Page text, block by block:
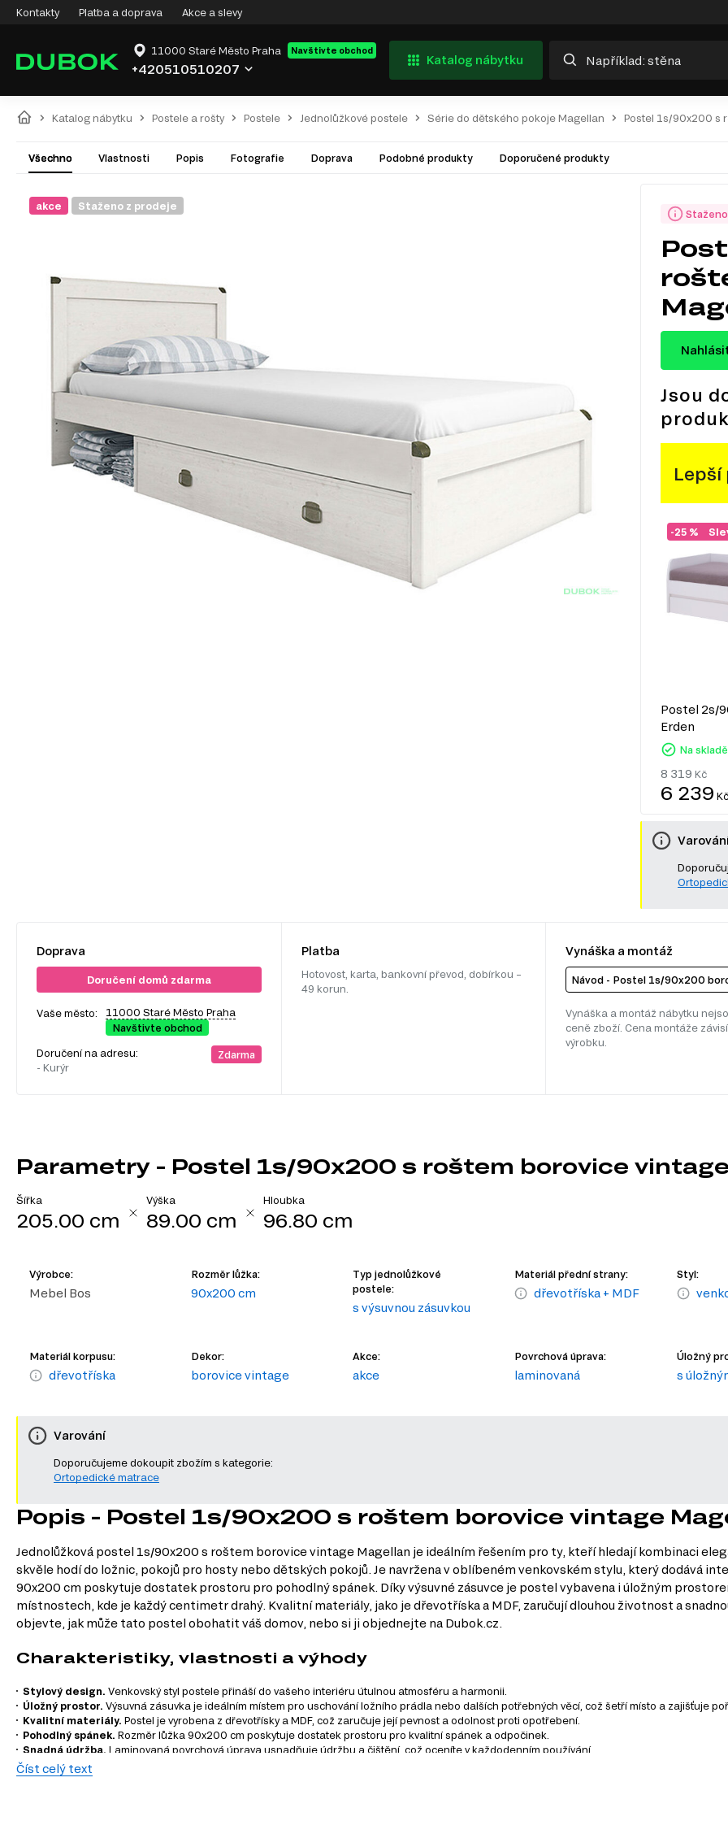
Kontakty Platba a doprava Akce a slevy
11000 Staré Město Praha Navštivte obchod
+420510510207
Katalog nábytku
Katalog nábytku Postele a rošty Postele Jednolůžkové postele Série do dětského pokoje Magellan Postel 1s/90x200 s
Všechno Vlastnosti Popis Fotografie Doprava Podobné produkty Doporučené produkty
akce Staženo z prodeje
Jsou
Lepší
-25 %
Postel 2s/
Erden
Na skladě
8 319 Kč
6 239 Kč
Doprava
Doručení domů zdarma
Vaše město:
11000 Staré Město Praha
Navštivte obchod
Doručení na adresu:
- Kurýr
Zdarma
Platba
Hotovost, karta, bankovní převod, dobírkou –
49 korun.
Vynáška a montáž
Návod - Postel 1s/90x200
Vynáška a montáž nábytku
ceně zboží. Cena montáže
výrobku.
Parametry - Postel 1s/90x200 s roštem borovice
Šířka
205.00 cm
Výška
89.00 cm
Hloubka
96.80 cm
Výrobce:
Mebel Bos
Rozměr lůžka:
90x200 cm
Typ jednolůžkové
postele:
s výsuvnou zásuvkou
Materiál přední strany:
dřevotříska + MDF
Styl:
Materiál korpusu:
dřevotříska
Dekor:
borovice vintage
Akce:
akce
Povrchová úprava:
laminovaná
Úložný
s
Varování
Doporučujeme dokoupit zbožím s kategorie:
Ortopedické matrace
Popis - Postel 1s/90x200 s roštem borovice vintage
Jednolůžková postel 1s/90x200 s roštem borovice vintage Magellan je ideálním řešením pro ty, kteří hledají kombinaci
skvěle hodí do ložnic, pokojů pro hosty nebo dětských pokojů. Je navržena v oblíbeném venkovském stylu, který dodává
90x200 cm poskytuje dostatek prostoru pro pohodlný spánek. Díky výsuvné zásuvce je postel vybavena i úložným
místnostech, kde je každý centimetr drahý. Kvalitní materiály, jako je dřevotříska a MDF, zaručují dlouhou životnost a
objevte, jak může tato postel obohatit váš domov, nebo si ji objednejte na Dubok.cz.
Charakteristiky, vlastnosti a výhody
Stylový design. Venkovský styl postele přináší do vašeho interiéru útulnou atmosféru a harmonii.
Úložný prostor. Výsuvná zásuvka je ideálním místem pro uschování ložního prádla nebo dalších potřebných věcí, což šetří místo a zajišťuje
Kvalitní materiály. Postel je vyrobena z dřevotřísky a MDF, což zaručuje její pevnost a odolnost proti opotřebení.
Pohodlný spánek. Rozměr lůžka 90x200 cm poskytuje dostatek prostoru pro kvalitní spánek a odpočinek.
Snadná údržba. Laminovaná povrchová úprava usnadňuje údržbu a čištění, což oceníte v každodenním používání.
Rám s roštem.
Číst celý text